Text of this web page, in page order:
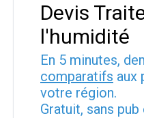
Devis
l'humidité
En 5 minutes,
comparatifs aux
votre région.
Gratuit, sans pub